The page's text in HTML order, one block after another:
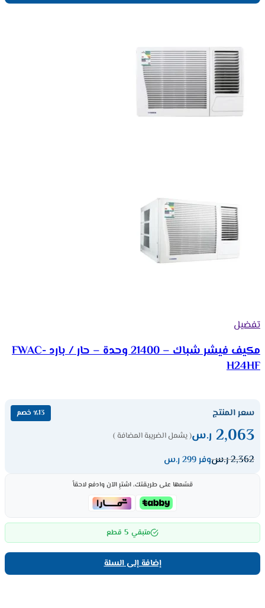
تفضيل
مكيف فيشر شباك – 21400 وحدة – حار / بارد FWAC-
H24HF
سعر المنتج ٪13 خصم
2,063 ر.س( يشمل الضريبة المضافة )
2,362ر.سوفر 299 ر.س
قسّمها على طريقتك، اشترِ الآن وادفع لاحقاً
متبقي 5 قطع
إضافة إلى السلة